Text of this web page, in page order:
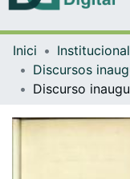
Inici Institucional